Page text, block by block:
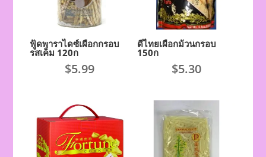
ฟู้ดพาราไดซ์เผือกกรอบ
รสเค็ม 120ก
$5.99
ดีไทยเผือกม้วนกรอบ
150ก
$5.30